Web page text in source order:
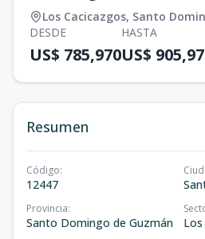
Los Cacicazgos, Santo
DESDE
US$ 785,970
HASTA
US$
Resumen
Código:
12447
Provincia:
Santo Domingo de Guzmán